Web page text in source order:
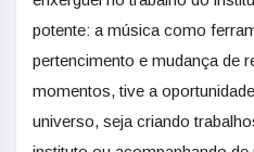
potente: a música como
pertencimento e mudança de
momentos, tive a
universo, seja criando